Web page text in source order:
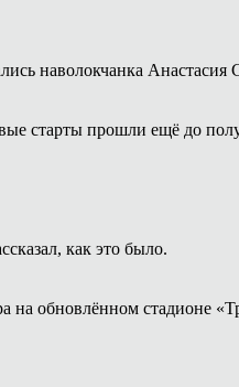
наволокчанка
старты прошли ещё до
как это было.
на обновлённом стадионе